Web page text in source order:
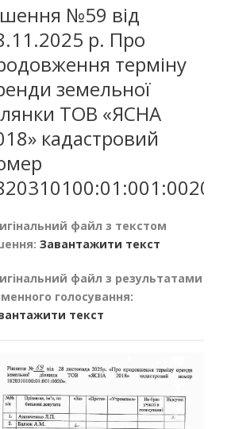
№59 від
р. Про
терміну
земельної
ТОВ «ЯСНА
кадастровий
файл з текстом
Завантажити текст
файл з результатами
голосування:
текст